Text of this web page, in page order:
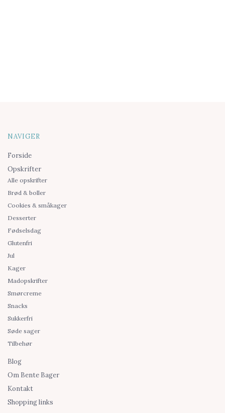
NAVIGER
Forside
Opskrifter
Alle opskrifter
Brød & boller
Cookies & småkager
Desserter
Fødselsdag
Glutenfri
Jul
Kager
Madopskrifter
Smørcreme
Snacks
Sukkerfri
Søde sager
Tilbehør
Blog
Om Bente Bager
Kontakt
Shopping links